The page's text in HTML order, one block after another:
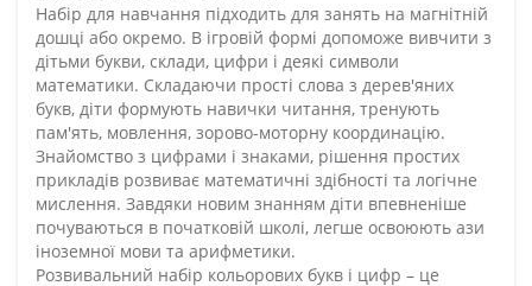
Набір для навчання підходить для занять на магнітній
дошці або окремо. В ігровій формі допоможе вивчити з
дітьми букви, склади, цифри і деякі символи
математики. Складаючи прості слова з дерев'яних
букв, діти формують навички читання, тренують
пам'ять, мовлення, зорово-моторну координацію.
Знайомство з цифрами і знаками, рішення простих
прикладів розвиває математичні здібності та логічне
мислення. Завдяки новим знанням діти впевненіше
почуваються в початковій школі, легше освоюють ази
іноземної мови та арифметики.
Розвивальний набір кольорових букв і цифр – це